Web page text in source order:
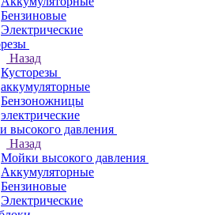
Бензиновые
Электрические
Назад
Кусторезы
аккумуляторные
Бензоножницы
электрические
высокого давления
Назад
Мойки высокого давления
Аккумуляторные
Бензиновые
Электрические